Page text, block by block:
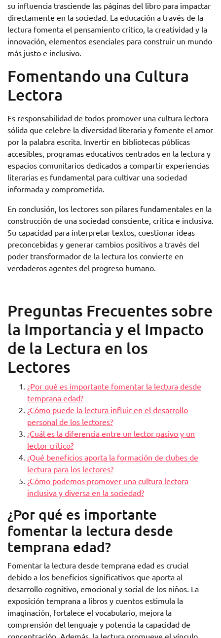
su influencia trasciende las páginas del libro para impactar
directamente en la sociedad. La educación a través de la
lectura fomenta el pensamiento crítico, la creatividad y la
innovación, elementos esenciales para construir un mundo
más justo e inclusivo.
Fomentando una Cultura
Lectora
Es responsabilidad de todos promover una cultura lectora
sólida que celebre la diversidad literaria y fomente el amor
por la palabra escrita. Invertir en bibliotecas públicas
accesibles, programas educativos centrados en la lectura y
espacios comunitarios dedicados a compartir experiencias
literarias es fundamental para cultivar una sociedad
informada y comprometida.
En conclusión, los lectores son pilares fundamentales en la
construcción de una sociedad consciente, crítica e inclusiva.
Su capacidad para interpretar textos, cuestionar ideas
preconcebidas y generar cambios positivos a través del
poder transformador de la lectura los convierte en
verdaderos agentes del progreso humano.
Preguntas Frecuentes sobre
la Importancia y el Impacto
de la Lectura en los
Lectores
¿Por qué es importante fomentar la lectura desde
temprana edad?
¿Cómo puede la lectura influir en el desarrollo
personal de los lectores?
¿Cuál es la diferencia entre un lector pasivo y un
lector crítico?
¿Qué beneficios aporta la formación de clubes de
lectura para los lectores?
¿Cómo podemos promover una cultura lectora
inclusiva y diversa en la sociedad?
¿Por qué es importante
fomentar la lectura desde
temprana edad?
Fomentar la lectura desde temprana edad es crucial
debido a los beneficios significativos que aporta al
desarrollo cognitivo, emocional y social de los niños. La
exposición temprana a libros y cuentos estimula la
imaginación, fortalece el vocabulario, mejora la
comprensión del lenguaje y potencia la capacidad de
concentración. Además, la lectura promueve el vínculo